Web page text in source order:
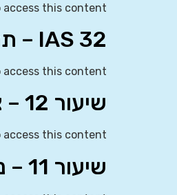
access this content
IAS 32 – תרגול מכשירים פיננסיים: הצגה
access this content
שיעור 12 – צירופי עסקים
access this content
שיעור 11 – נכסים בלתי מוחשיים (IAS 38)